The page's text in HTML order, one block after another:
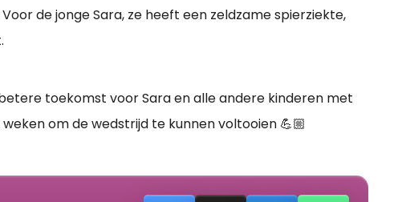
de jonge Sara, ze heeft een zeldzame spierziekte,
toekomst voor Sara en alle andere kinderen met
om de wedstrijd te kunnen voltooien 💪🏼